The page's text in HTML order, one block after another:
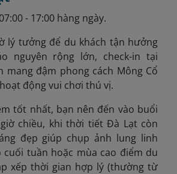
- 17:00 hàng ngày.
lý tưởng để du khách tận hưởng
nguyên rộng lớn, check-in tại
mang đậm phong cách Mông Cổ
động vui chơi thú vị.
tốt nhất, bạn nên đến vào buổi
chiều, khi thời tiết Đà Lạt còn
đẹp giúp chụp ảnh lung linh
cuối tuần hoặc mùa cao điểm du
xếp thời gian hợp lý (thường từ